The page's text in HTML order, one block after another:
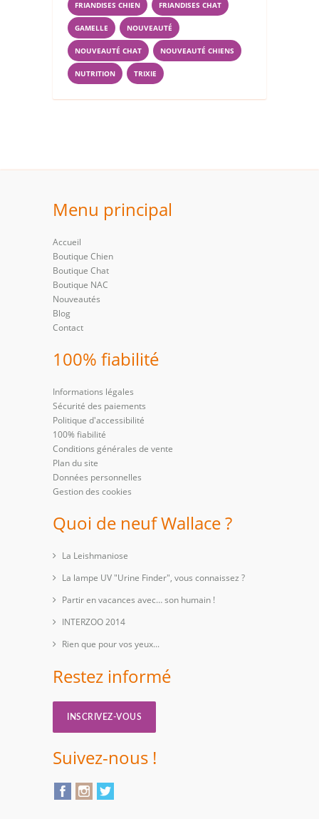
FRIANDISES CHIEN FRIANDISES CHAT
GAMELLE NOUVEAUTÉ
NOUVEAUTÉ CHAT NOUVEAUTÉ CHIENS
NUTRITION TRIXIE
Menu principal
Accueil
Boutique Chien
Boutique Chat
Boutique NAC
Nouveautés
Blog
Contact
100% fiabilité
Informations légales
Sécurité des paiements
Politique d'accessibilité
100% fiabilité
Conditions générales de vente
Plan du site
Données personnelles
Gestion des cookies
Quoi de neuf Wallace ?
La Leishmaniose
La lampe UV "Urine Finder", vous connaissez ?
Partir en vacances avec… son humain !
INTERZOO 2014
Rien que pour vos yeux...
Restez informé
INSCRIVEZ-VOUS
Suivez-nous !